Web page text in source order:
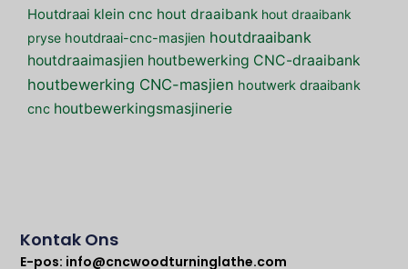
Houtdraai klein cnc hout draaibank hout draaibank
pryse houtdraai-cnc-masjien houtdraaibank
houtdraaimasjien houtbewerking CNC-draaibank
houtbewerking CNC-masjien houtwerk draaibank
cnc houtbewerkingsmasjinerie
Kontak Ons
E-pos: info@cncwoodturninglathe.com